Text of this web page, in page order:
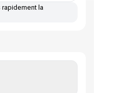
rapidement la